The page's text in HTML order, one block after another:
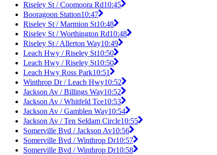
Riseley St / Coomoora Rd10:45
Booragoon Station10:47
Riseley St / Marmion St10:48
Riseley St / Worthington Rd10:48
Riseley St / Allerton Way10:49
Leach Hwy / Riseley St10:50
Leach Hwy / Riseley St10:50
Leach Hwy Ross Park10:51
Winthrop Dr / Leach Hwy10:52
Jackson Av / Billings Way10:52
Jackson Av / Whitfeld Tce10:53
Jackson Av / Gamblen Way10:54
Jackson Av / Ten Seldam Circle10:55
Somerville Bvd / Jackson Av10:56
Somerville Bvd / Winthrop Dr10:57
Somerville Bvd / Winthrop Dr10:58